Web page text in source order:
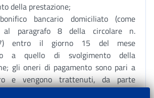
della prestazione;
bancario domiciliato (come
al paragrafo 8 della circolare n.
entro il giorno 15 del mese
a quello di svolgimento della
gli oneri di pagamento sono pari a
e vengono trattenuti, da parte
sul compenso spettante al